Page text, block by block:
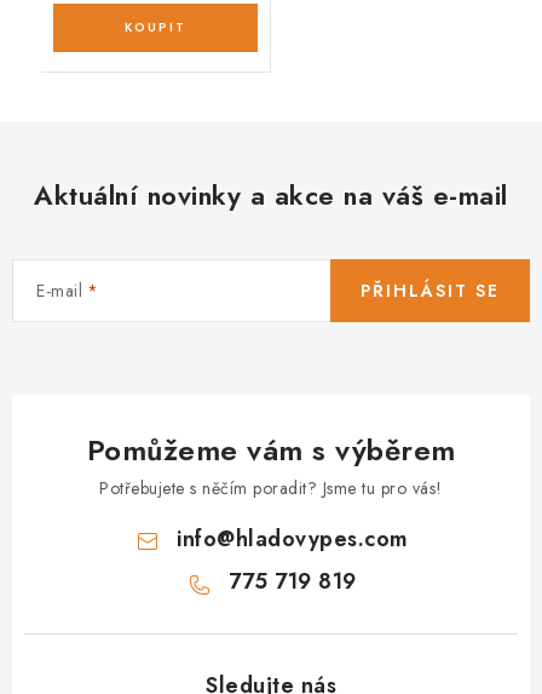
Aktuální novinky a akce na váš e-mail
E-mail PŘIHLÁSIT SE
Pomůžeme vám s výběrem
Potřebujete s něčím poradit? Jsme tu pro vás!
info@hladovypes.com
775 719 819